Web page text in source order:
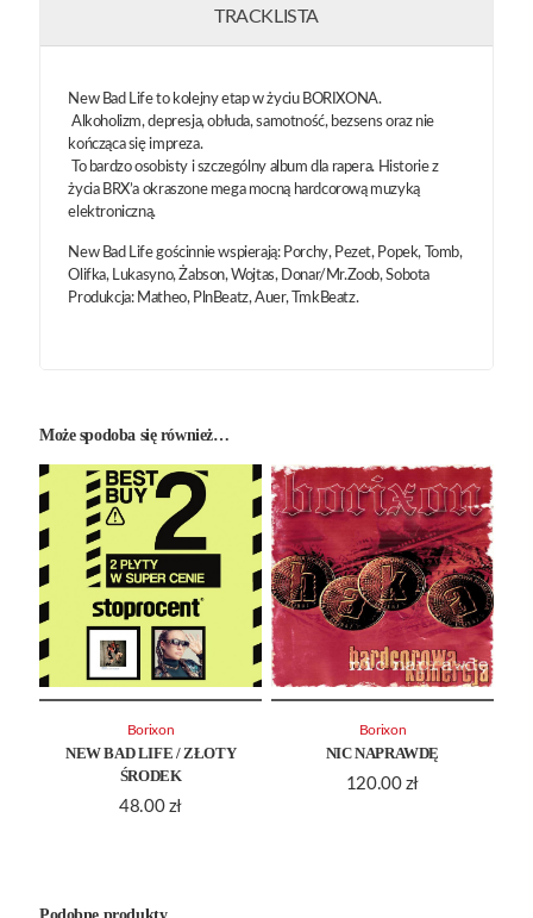
TRACKLISTA
New Bad Life to kolejny etap w życiu BORIXONA.
Alkoholizm, depresja, obłuda, samotność, bezsens oraz nie
kończąca się impreza.
To bardzo osobisty i szczególny album dla rapera. Historie z
życia BRX’a okraszone mega mocną hardcorową muzyką
elektroniczną.
New Bad Life gościnnie wspierają: Porchy, Pezet, Popek, Tomb,
Olifka, Lukasyno, Żabson, Wojtas, Donar/Mr.Zoob, Sobota
Produkcja: Matheo, PlnBeatz, Auer, TmkBeatz.
Może spodoba się również…
NEW BAD LIFE / ZŁOTY
ŚRODEK
48.00 zł
Borixon
NIC NAPRAWDĘ
120.00 zł
Borixon